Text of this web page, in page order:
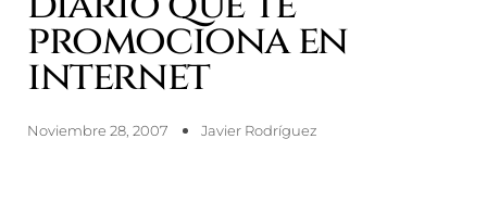
promociona en
internet
Noviembre 28, 2007 Javier Rodríguez